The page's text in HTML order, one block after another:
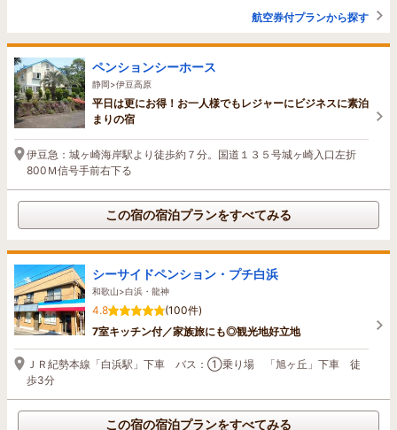
航空券付プランから探す
ペンションシーホース
静岡>伊豆高原
平日は更にお得！お一人様でもレジャーにビジネスに素泊
まりの宿
伊豆急：城ヶ崎海岸駅より徒歩約７分。国道１３５号城ヶ崎入口左折
800Ｍ信号手前右下る
この宿の宿泊プランをすべてみる
シーサイドペンション・プチ白浜
和歌山>白浜・龍神
4.8
(100件)
7室キッチン付／家族旅にも◎観光地好立地
ＪＲ紀勢本線「白浜駅」下車 バス：①乗り場 「旭ヶ丘」下車 徒
歩3分
この宿の宿泊プランをすべてみる